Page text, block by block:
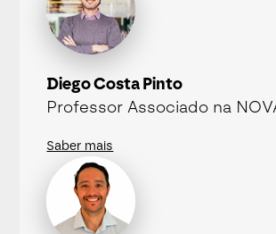
Diego Costa Pinto
Professor Associado na
Saber mais